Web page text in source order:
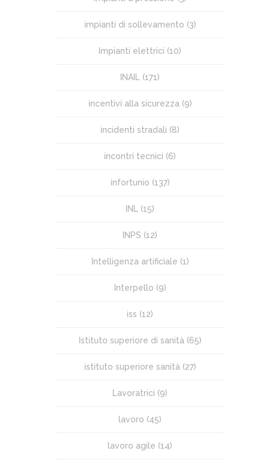
impianti di sollevamento (3)
Impianti elettrici (10)
INAIL (171)
incentivi alla sicurezza (9)
incidenti stradali (8)
incontri tecnici (6)
infortunio (137)
INL (15)
INPS (12)
Intelligenza artificiale (1)
Interpello (9)
iss (12)
Istituto superiore di sanità (65)
istituto superiore sanità (27)
Lavoratrici (9)
lavoro (45)
lavoro agile (14)